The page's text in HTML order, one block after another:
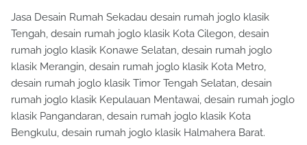
Jasa Desain Rumah Sekadau desain rumah joglo klasik
Tengah, desain rumah joglo klasik Kota Cilegon, desain
rumah joglo klasik Konawe Selatan, desain rumah joglo
klasik Merangin, desain rumah joglo klasik Kota Metro,
desain rumah joglo klasik Timor Tengah Selatan, desain
rumah joglo klasik Kepulauan Mentawai, desain rumah joglo
klasik Pangandaran, desain rumah joglo klasik Kota
Bengkulu, desain rumah joglo klasik Halmahera Barat.